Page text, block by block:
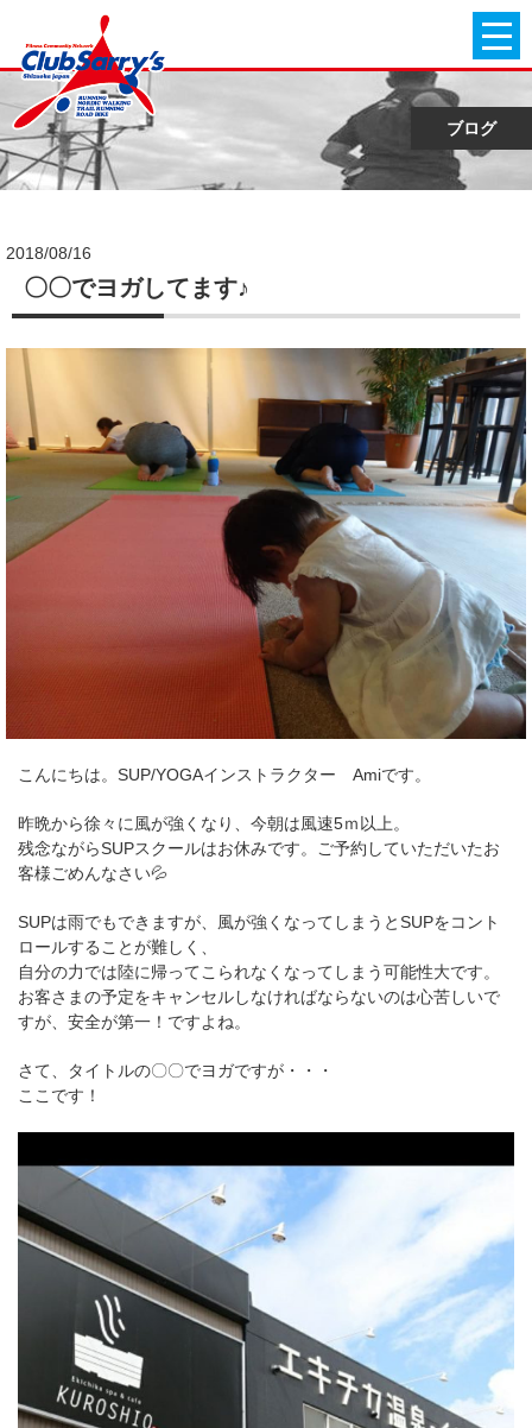
ブログ
2018/08/16
〇〇でヨガしてます♪
こんにちは。SUP/YOGAインストラクター Amiです。
昨晩から徐々に風が強くなり、今朝は風速5ｍ以上。
残念ながらSUPスクールはお休みです。ご予約していただいたお
客様ごめんなさい💦
SUPは雨でもできますが、風が強くなってしまうとSUPをコント
ロールすることが難しく、
自分の力では陸に帰ってこられなくなってしまう可能性大です。
お客さまの予定をキャンセルしなければならないのは心苦しいで
すが、安全が第一！ですよね。
さて、タイトルの〇〇でヨガですが・・・
ここです！